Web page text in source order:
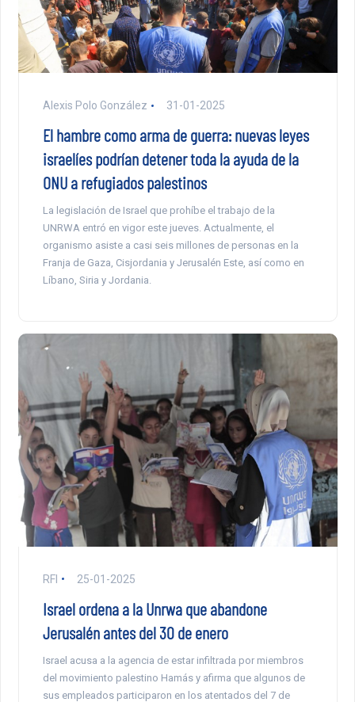
Alexis Polo González 31-01-2025
El hambre como arma de guerra: nuevas leyes
israelíes podrían detener toda la ayuda de la
ONU a refugiados palestinos
La legislación de Israel que prohíbe el trabajo de la
UNRWA entró en vigor este jueves. Actualmente, el
organismo asiste a casi seis millones de personas en la
Franja de Gaza, Cisjordania y Jerusalén Este, así como en
Líbano, Siria y Jordania.
RFI 25-01-2025
Israel ordena a la Unrwa que abandone
Jerusalén antes del 30 de enero
Israel acusa a la agencia de estar infiltrada por miembros
del movimiento palestino Hamás y afirma que algunos de
sus empleados participaron en los atentados del 7 de